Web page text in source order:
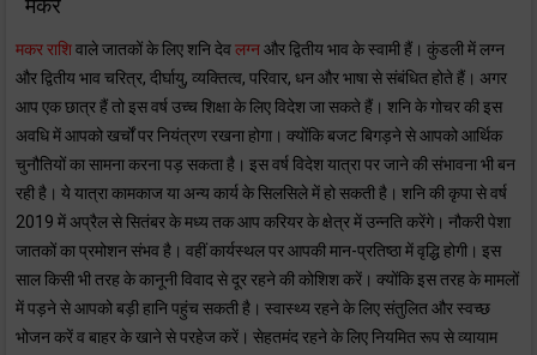
मकर
मकर राशिवाले जातकों के लिए शनि देवलग्नऔर द्वितीय भाव के स्वामी हैं। कुंडली में लग्न
और द्वितीय भाव चरित्र, दीर्घायु, व्यक्तित्व, परिवार, धन और भाषा से संबंधित होते हैं। अगर
आप एक छात्र हैं तो इस वर्ष उच्च शिक्षा के लिए विदेश जा सकते हैं। शनि के गोचर की इस
अवधि में आपको खर्चों पर नियंत्रण रखना होगा। क्योंकि बजट बिगड़ने से आपको आर्थिक
चुनौतियों का सामना करना पड़ सकता है। इस वर्ष विदेश यात्रा पर जाने की संभावना भी बन
रही है। ये यात्रा कामकाज या अन्य कार्य के सिलसिले में हो सकती है। शनि की कृपा से वर्ष
2019 में अप्रैल से सितंबर के मध्य तक आप करियर के क्षेत्र में उन्नति करेंगे। नौकरी पेशा
जातकों का प्रमोशन संभव है। वहीं कार्यस्थल पर आपकी मान-प्रतिष्ठा में वृद्धि होगी। इस
साल किसी भी तरह के कानूनी विवाद से दूर रहने की कोशिश करें। क्योंकि इस तरह के मामलों
में पड़ने से आपको बड़ी हानि पहुंच सकती है। स्वास्थ्य रहने के लिए संतुलित और स्वच्छ
भोजन करें व बाहर के खाने से परहेज करें। सेहतमंद रहने के लिए नियमित रूप से व्यायाम